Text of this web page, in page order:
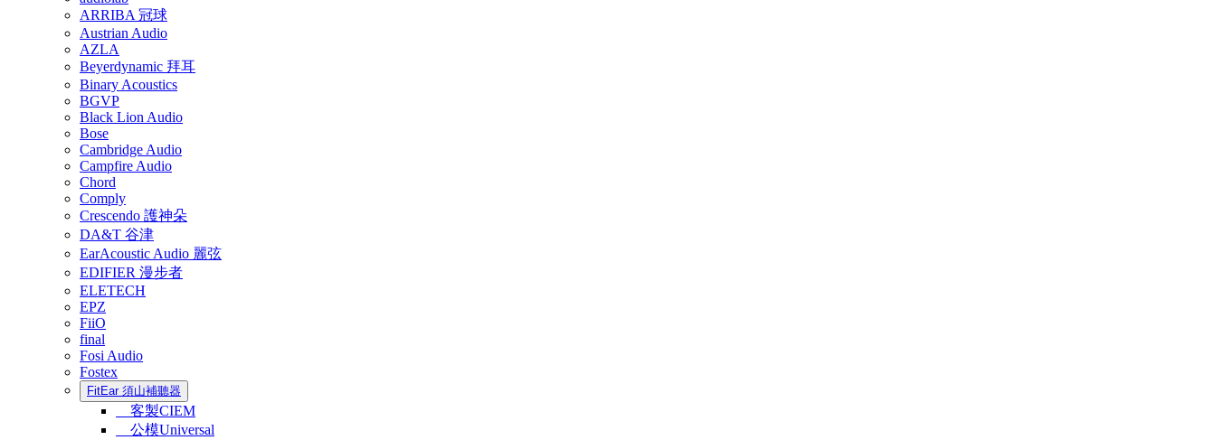
ARRIBA 冠球
Austrian Audio
AZLA
Beyerdynamic 拜耳
Binary Acoustics
BGVP
Black Lion Audio
Bose
Cambridge Audio
Campfire Audio
Chord
Comply
Crescendo 護神朵
DA&T 谷津
EarAcoustic Audio 麗弦
EDIFIER 漫步者
ELETECH
EPZ
FiiO
final
Fosi Audio
Fostex
FitEar 須山補聽器
客製CIEM
公模Universal